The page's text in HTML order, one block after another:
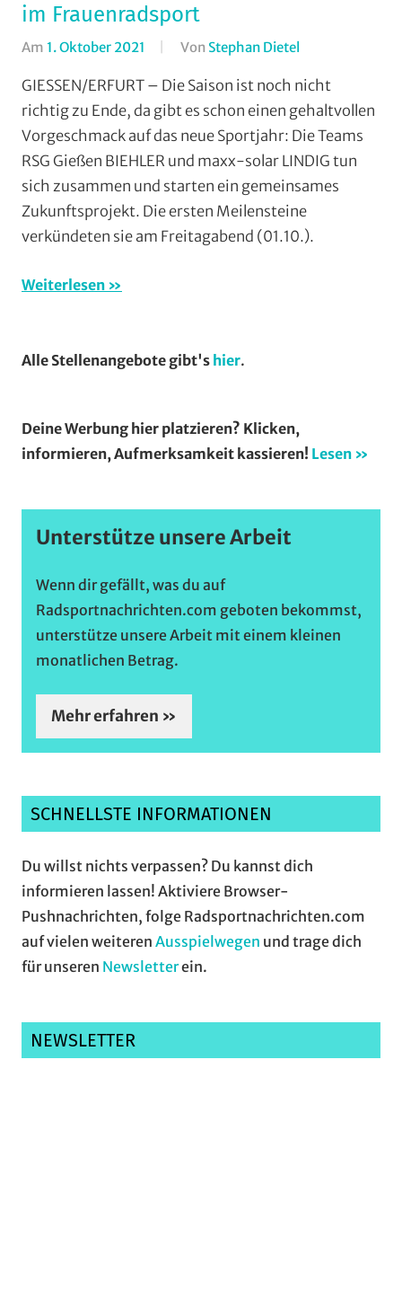
im Frauenradsport
Am 1. Oktober 2021 Von Stephan Dietel
Bergzeitfahren
Einzelzeitfahren
RSG
Gießen
und
Wieseck
Rundfahrten
GIESSEN/ERFURT – Die Saison ist noch nicht
richtig zu Ende, da gibt es schon einen gehaltvollen
Vorgeschmack auf das neue Sportjahr: Die Teams
RSG Gießen BIEHLER und maxx-solar LINDIG tun
sich zusammen und starten ein gemeinsames
Zukunftsprojekt. Die ersten Meilensteine
verkündeten sie am Freitagabend (01.10.).
Weiterlesen
Alle Stellenangebote gibt's hier.
Deine Werbung hier platzieren? Klicken,
informieren, Aufmerksamkeit kassieren! Lesen »
Unterstütze unsere Arbeit
Wenn dir gefällt, was du auf
Radsportnachrichten.com geboten bekommst,
unterstütze unsere Arbeit mit einem kleinen
monatlichen Betrag.
Mehr erfahren »
SCHNELLSTE INFORMATIONEN
Du willst nichts verpassen? Du kannst dich
informieren lassen! Aktiviere Browser-
Pushnachrichten, folge Radsportnachrichten.com
auf vielen weiteren Ausspielwegen und trage dich
für unseren Newsletterein.
NEWSLETTER